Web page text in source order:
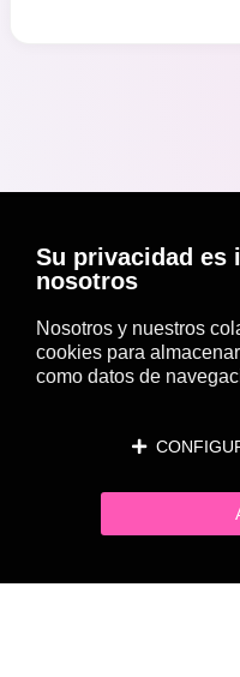
Su privacidad es
nosotros
Nosotros y nuestros
cookies para
como datos de